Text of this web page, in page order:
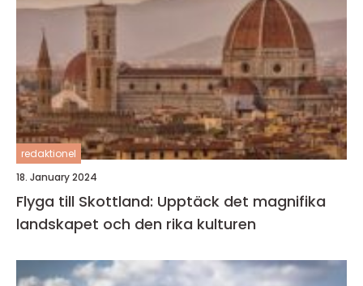
redaktionel
18. January 2024
Flyga till Skottland: Upptäck det magnifika
landskapet och den rika kulturen